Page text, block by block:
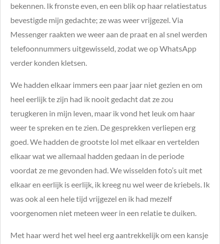
bekennen. Ik fronste even, en een blik op haar relatiestatus
bevestigde mijn gedachte; ze was weer vrijgezel. Via
Messenger raakten we weer aan de praat en al snel werden
telefoonnummers uitgewisseld, zodat we op WhatsApp
verder konden kletsen.
We hadden elkaar immers een paar jaar niet gezien en om
heel eerlijk te zijn had ik nooit gedacht dat ze zou
terugkeren in mijn leven, maar ik vond het leuk om haar
weer te spreken en te zien. De gesprekken verliepen erg
goed. We hadden de grootste lol met elkaar en vertelden
elkaar wat we allemaal hadden gedaan in de periode
voordat ze me gevonden had. We wisselden foto’s uit met
elkaar en eerlijk is eerlijk, ik kreeg nu wel weer de kriebels. Ik
was ook al een hele tijd vrijgezel en ik had mezelf
voorgenomen niet meteen weer in een relatie te duiken.
Met haar werd het wel heel erg aantrekkelijk om een kansje